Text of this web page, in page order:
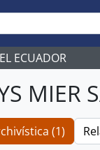
ECUADOR
MIER
(1)